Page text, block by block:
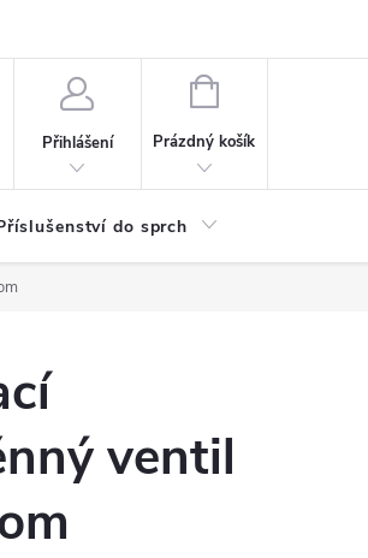
Přihlášení
NÁKUPNÍ
Prázdný košík
do sprch
ventil